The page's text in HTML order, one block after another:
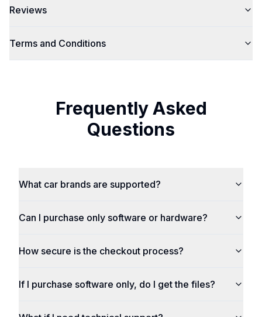
Reviews
Terms and Conditions
Frequently Asked
Questions
What car brands are supported?
Can I purchase only software or hardware?
How secure is the checkout process?
If I purchase software only, do I get the files?